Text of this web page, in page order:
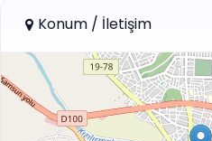
Konum / İletişim